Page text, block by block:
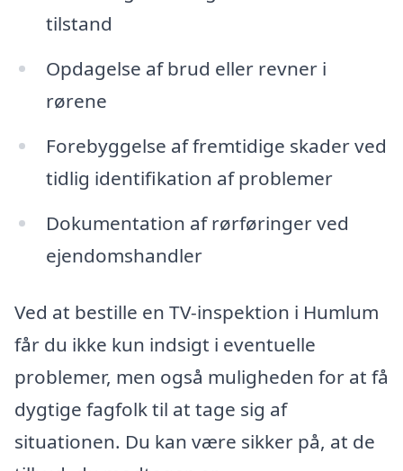
tilstand
Opdagelse af brud eller revner i
rørene
Forebyggelse af fremtidige skader ved
tidlig identifikation af problemer
Dokumentation af rørføringer ved
ejendomshandler
Ved at bestille en TV-inspektion i Humlum
får du ikke kun indsigt i eventuelle
problemer, men også muligheden for at få
dygtige fagfolk til at tage sig af
situationen. Du kan være sikker på, at de